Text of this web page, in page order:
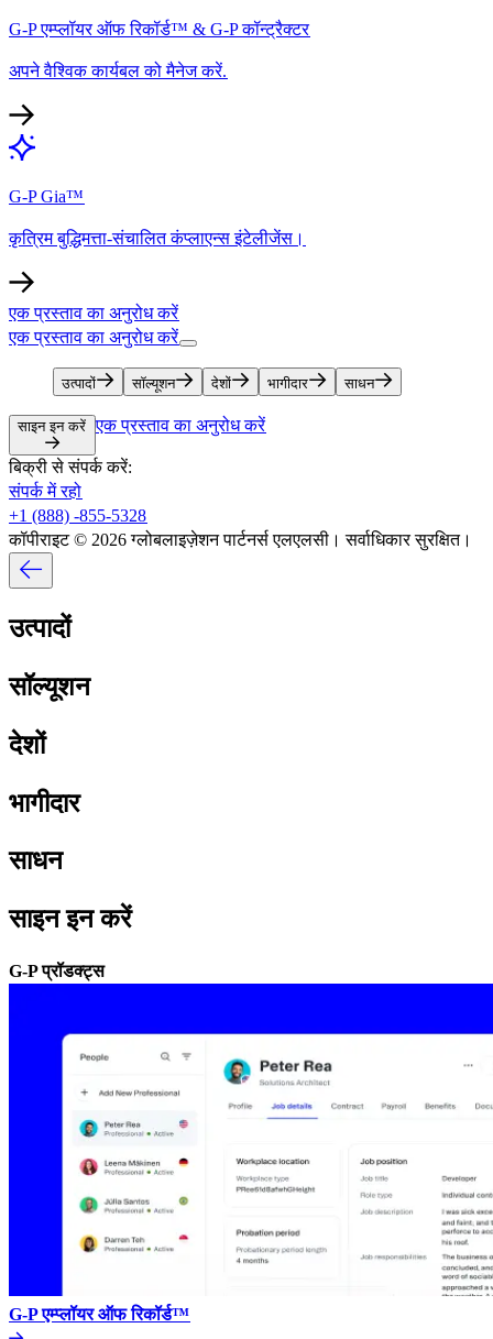
G-P एम्प्लॉयर ऑफ रिकॉर्ड™ & G-P कॉन्ट्रैक्टर​​
अपने वैश्विक कार्यबल को मैनेज करें.​​
G-P Gia™​​
कृत्रिम बुद्धिमत्ता-संचालित कंप्लाएन्स इंटेलीजेंस।​​
एक प्रस्ताव का अनुरोध करें​​
एक प्रस्ताव का अनुरोध करें​​
उत्पादों​​ सॉल्यूशन​​ देशों​​ भागीदार​​ साधन​​
साइन इन करें​​ एक प्रस्ताव का अनुरोध करें​​
बिक्री से संपर्क करें:​​
संपर्क में रहो​​
+1 (888) -855-5328​​
कॉपीराइट © 2026 ग्लोबलाइज़ेशन पार्टनर्स एलएलसी। सर्वाधिकार सुरक्षित।​​
उत्पादों​​
सॉल्यूशन​​
देशों​​
भागीदार​​
साधन​​
साइन इन करें​​
G-P प्रॉडक्ट्स​​
G-P एम्प्लॉयर ऑफ रिकॉर्ड™​​